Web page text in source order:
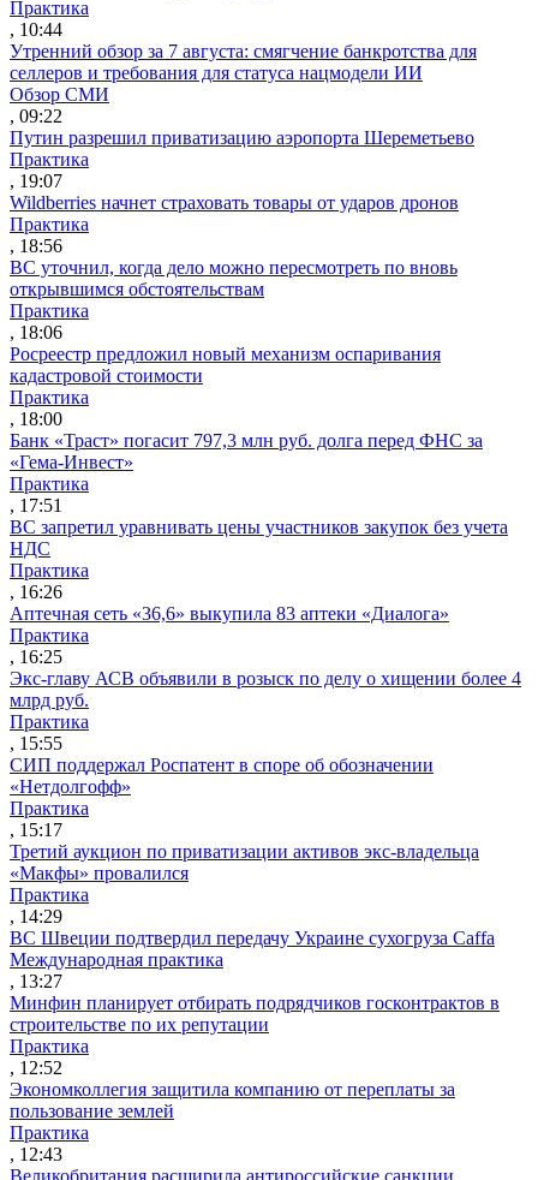
Практика
, 10:44
Утренний обзор за 7 августа: смягчение банкротства для
селлеров и требования для статуса нацмодели ИИ
Обзор СМИ
, 09:22
Путин разрешил приватизацию аэропорта Шереметьево
Практика
, 19:07
Wildberries начнет страховать товары от ударов дронов
Практика
, 18:56
ВС уточнил, когда дело можно пересмотреть по вновь
открывшимся обстоятельствам
Практика
, 18:06
Росреестр предложил новый механизм оспаривания
кадастровой стоимости
Практика
, 18:00
Банк «Траст» погасит 797,3 млн руб. долга перед ФНС за
«Гема-Инвест»
Практика
, 17:51
ВС запретил уравнивать цены участников закупок без учета
НДС
Практика
, 16:26
Аптечная сеть «36,6» выкупила 83 аптеки «Диалога»
Практика
, 16:25
Экс-главу АСВ объявили в розыск по делу о хищении более 4
млрд руб.
Практика
, 15:55
СИП поддержал Роспатент в споре об обозначении
«Нетдолгофф»
Практика
, 15:17
Третий аукцион по приватизации активов экс-владельца
«Макфы» провалился
Практика
, 14:29
ВС Швеции подтвердил передачу Украине сухогруза Caffa
Международная практика
, 13:27
Минфин планирует отбирать подрядчиков госконтрактов в
строительстве по их репутации
Практика
, 12:52
Экономколлегия защитила компанию от переплаты за
пользование землей
Практика
, 12:43
Великобритания расширила антироссийские санкции